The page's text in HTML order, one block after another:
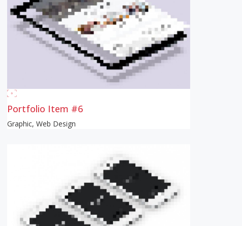
Portfolio Item #6
Graphic, Web Design